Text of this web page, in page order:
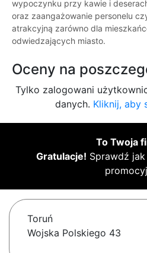
wypoczynku przy kawie i
oraz zaangażowanie personelu
atrakcyjną zarówno dla
odwiedzających miasto.
Oceny na
Tylko zalogowani
danych. Kliknij, aby
To Twoja
Gratulacje! Sprawdź
Toruń
Wojska Polskiego 43